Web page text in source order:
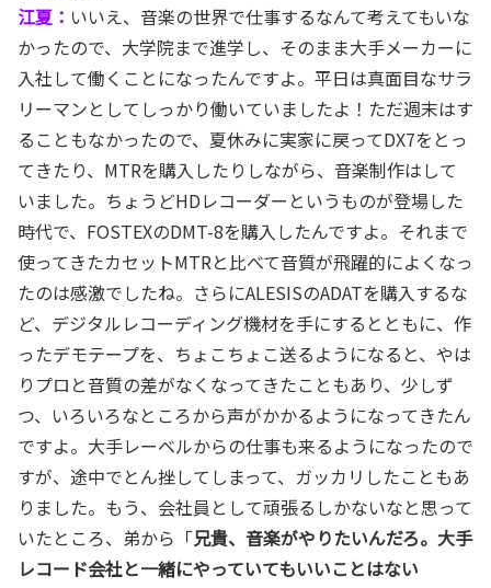
江夏： いいえ、音楽の世界で仕事するなんて考えてもいな
かったので、大学院まで進学し、そのまま大手メーカーに
入社して働くことになったんですよ。平日は真面目なサラ
リーマンとしてしっかり働いていましたよ！ただ週末はす
ることもなかったので、夏休みに実家に戻ってDX7をとっ
てきたり、MTRを購入したりしながら、音楽制作はして
いました。ちょうどHDレコーダーというものが登場した
時代で、FOSTEXのDMT-8を購入したんですよ。それまで
使ってきたカセットMTRと比べて音質が飛躍的によくなっ
たのは感激でしたね。さらにALESISのADATを購入するな
ど、デジタルレコーディング機材を手にするとともに、作
ったデモテープを、ちょこちょこ送るようになると、やは
りプロと音質の差がなくなってきたこともあり、少しず
つ、いろいろなところから声がかかるようになってきたん
ですよ。大手レーベルからの仕事も来るようになったので
すが、途中でとん挫してしまって、ガッカリしたこともあ
りました。もう、会社員として頑張るしかないなと思って
いたところ、弟から「兄貴、音楽がやりたいんだろ。大手
レコード会社と一緒にやっていてもいいことはない